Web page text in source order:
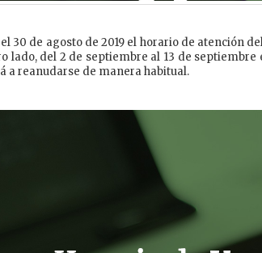
30 de agosto de 2019 el horario de atención
lado, del 2 de septiembre al 13 de
a reanudarse de manera habitual.